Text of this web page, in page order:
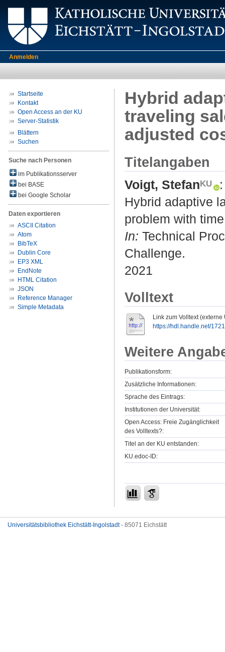
Anmelden
Startseite
Kontakt
Open Access an der KU
Server-Statistik
Blättern
Suchen
Suche nach Personen
im Publikationsserver
bei BASE
bei Google Scholar
Daten exportieren
ASCII Citation
Atom
BibTeX
Dublin Core
EP3 XML
EndNote
HTML Citation
JSON
Reference Manager
Simple Metadata
Hybrid
traveling
adjusted
Titelangaben
Voigt, Stefan
:
Hybrid adaptive
problem with
In: Technical
Challenge.
2021
Volltext
Link zum Volltext (externe
https://hdl.handle.net/
Weitere
Publikationsform:
Zusätzliche Informationen:
Sprache des Eintrags:
Institutionen der Universität:
Open Access: Freie Zugänglichkeit
des Volltexts?:
Titel an der KU entstanden:
KU.edoc-ID:
Universitätsbibliothek Eichstätt-Ingolstadt- 85071 Eichstätt